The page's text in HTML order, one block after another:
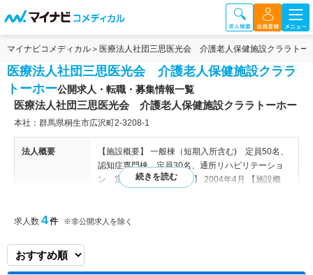
マイナビコメディカル 医療法人社団三思医光会 介護老人保健施設クララトー
医療法人社団三思医光会 介護老人保健施設クララ
トーホー公開求人・転職・募集情報一覧
医療法人社団三思医光会 介護老人保健施設クララトーホー
本社：群馬県桐生市広沢町2-3208-1
法人概要
【施設概要】 一般棟（短期入所含む) 定員50名、
認知症専門棟 定員30名、通所リハビリテーショ
ン 定員40名 【開設年月】 2004年4月 【施設概
0名 【開設年月】2004年4月 【関連施設】 医療法
求人数 4件 ※非公開求人を除く